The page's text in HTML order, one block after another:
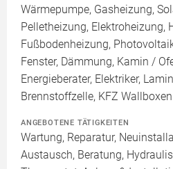
Wärmepumpe, Gasheizung,
Pelletheizung, Elektroheizung,
Fußbodenheizung,
Fenster, Dämmung, Kamin /
Energieberater, Elektriker,
Brennstoffzelle, KFZ Wallboxen
ANGEBOTENE TÄTIGKEITEN
Wartung, Reparatur,
Austausch, Beratung,